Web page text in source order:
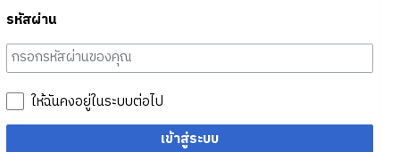
รหัสผ่าน
ให้ฉันคงอยู่ในระบบต่อไป
เข้าสู่ระบบ